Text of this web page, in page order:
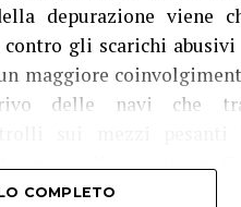
depurazione viene
gli scarichi
maggiore
delle navi che
invece di coinvolgere
degli impianti dall’area
COMPLETO